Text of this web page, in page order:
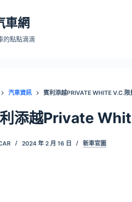
車網
的點點滴滴
汽車資訊 賓利添越PRIVATE WHITE V.C.限
添越Private
2024 年 2 月 16 日 新車官圖